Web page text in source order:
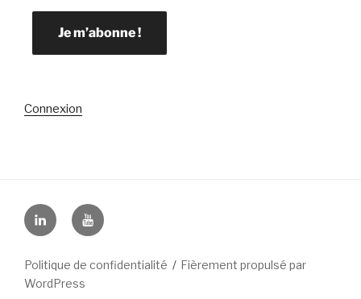
Connexion
LinkedinYouTube
Politique de confidentialité
Fièrement propulsé par
WordPress